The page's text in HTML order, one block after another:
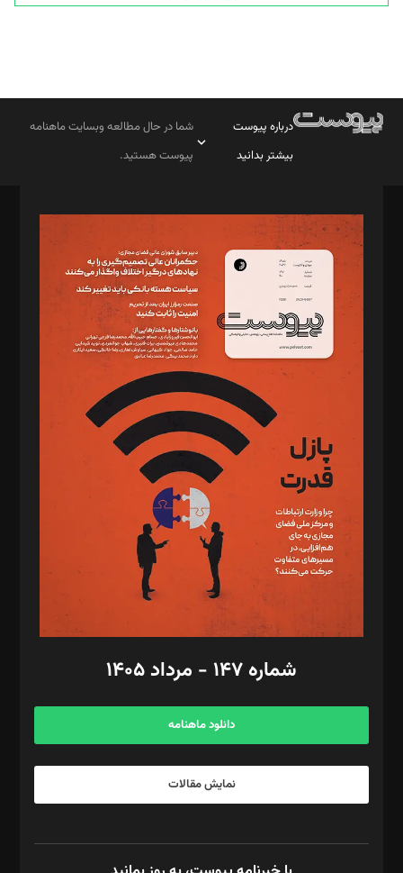
درباره پیوست
بیشتر بدانید
شما در حال مطالعه وبسایت ماهنامه
پیوست هستید.
مدیر مسئول: محمدباقر اثنی‌عشری
سردبیر: مهرک محمودی
دبیر تحریریه: میثم قاسمی
د‌بیر ناداستان: سمانه سمیع
د‌بیر خدمت و تجارت: ابوالفضل رجبی
د‌بیر حقوق فناوری: حسام‌الدین ایپکچی
د‌بیر پیوست جهان: مینا پاکدل
د‌بیر تحریریه آنلاین: بابک نقاش
تحریریه‌: مجتبی محمود‌ی، آرش برهمند، یسنا امان‌پور، سروش کرمیان،
مصطفی مسجدی آرانی، ابوالفضل رجبی، زهرا فکرانه، فائزه فتحی
رستمی،مصطفی باستان
ویرایش: نگار استاد‌‌آقا
طراح یونیفرم: مجید توکلی
فیلمبرداری و عکاسی: امیر شفیعی، مانی لطفی زاده
گرافیک و صفحه‌آرایی: سید‌سبحان‌علی ثابت
مد‌یر توسعه تجاری: کامبیز برید‌
امور مالی: شاپور رهبری، محمد‌ کاظمی‌نیا
آگهی و مشترکین: ۰۹۱۹۹۹۹۰۴۵۴
شماره ۱۴۷ - مرداد ۱۴۰۵
دانلود ماهنامه
نمایش مقالات